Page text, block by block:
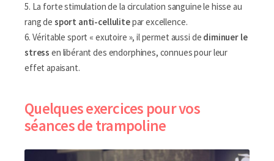
5. La forte stimulation de la circulation sanguine le hisse au
rang de sport anti-cellulitepar excellence.
6. Véritable sport « exutoire », il permet aussi de diminuer le
stress en libérant des endorphines, connues pour leur
effet apaisant.
Quelques exercices pour vos
séances de trampoline